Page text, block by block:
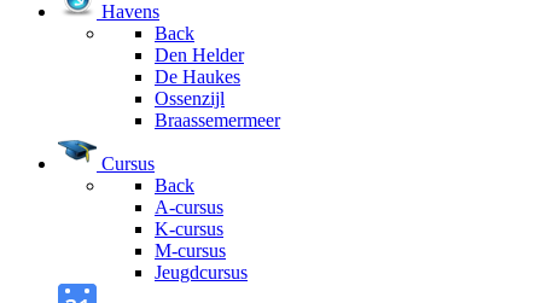
Havens
Back
Den Helder
De Haukes
Ossenzijl
Braassemermeer
Cursus
Back
A-cursus
K-cursus
M-cursus
Jeugdcursus